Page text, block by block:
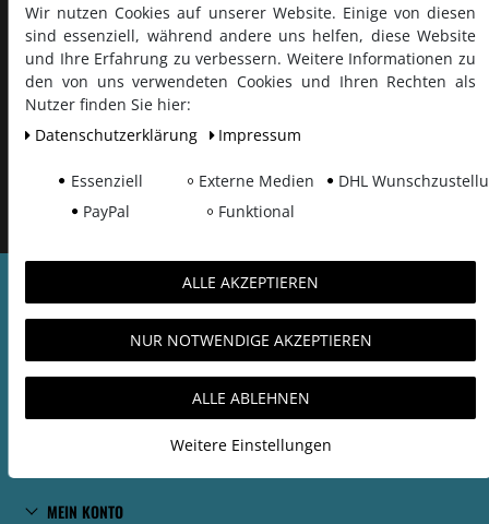
gelesen habe.
SERVICE & HILFE
MEIN KONTO
Wir nutzen Cookies auf unserer Website. Einige von diesen
sind essenziell, während andere uns helfen, diese Website
und Ihre Erfahrung zu verbessern. Weitere Informationen zu
den von uns verwendeten Cookies und Ihren Rechten als
Nutzer finden Sie hier:
Daten­schutz­erklärung
Impressum
Essenziell Externe Medien
DHL
PayPal
Funktional
ALLE AKZEPTIEREN
NUR NOTWENDIGE AKZEPTIEREN
ALLE ABLEHNEN
Weitere Einstellungen